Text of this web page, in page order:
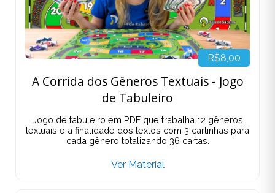
R$8,00
A Corrida dos Gêneros Textuais - Jogo
de Tabuleiro
Jogo de tabuleiro em PDF que trabalha 12 gêneros
textuais e a finalidade dos textos com 3 cartinhas para
cada gênero totalizando 36 cartas.
Ver Material